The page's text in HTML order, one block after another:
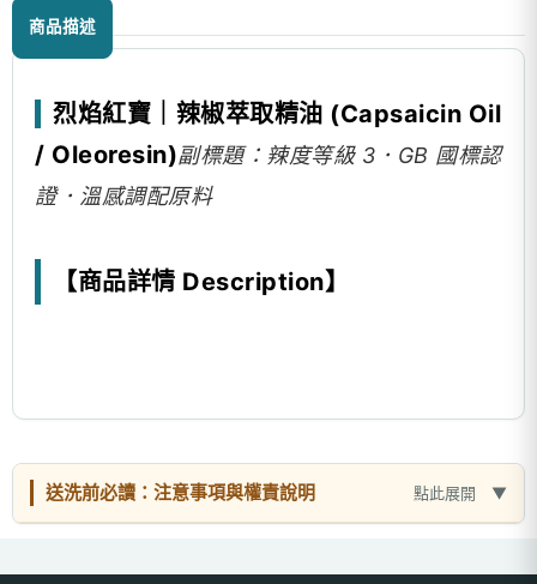
商品描述
烈焰紅寶｜辣椒萃取精油 (Capsaicin Oil
/ Oleoresin)副標題：辣度等級 3．GB 國標認
證．溫感調配原料
【商品詳情 Description】
送洗前必讀：注意事項與權責說明 點此展開